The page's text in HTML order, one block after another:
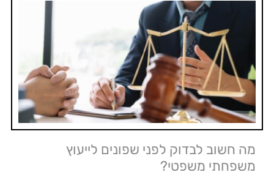
מה חשוב לבדוק לפני שפונים לייעוץ
משפחתי משפטי?